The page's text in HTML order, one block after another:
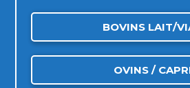
BOVINS LAIT/
OVINS /